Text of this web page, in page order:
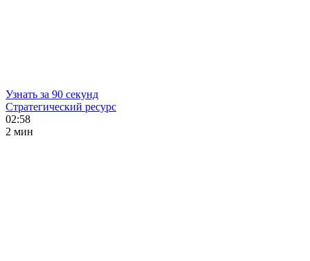
Узнать за 90 секунд
Стратегический ресурс
02:58
2 мин